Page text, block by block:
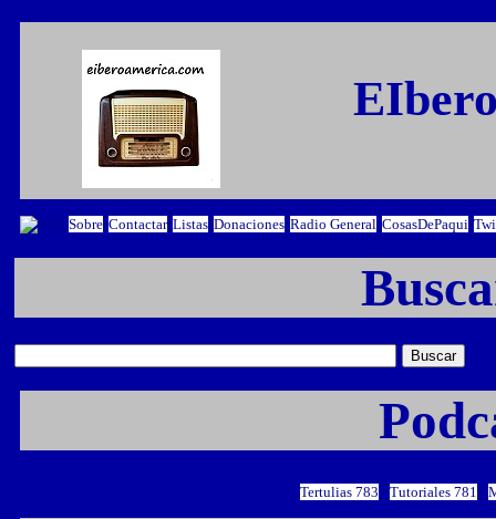
Sobre Contactar Listas Donaciones Radio General CosasDePaqui
Tertulias 783 Tutoriales 781